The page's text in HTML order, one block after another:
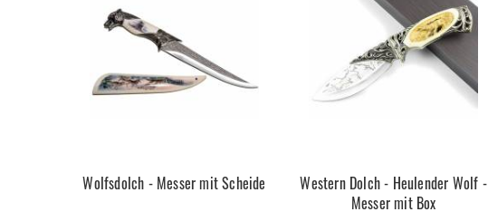
Wolfsdolch - Messer mit Scheide
Western Dolch - Heulender Wolf -
Messer mit Box